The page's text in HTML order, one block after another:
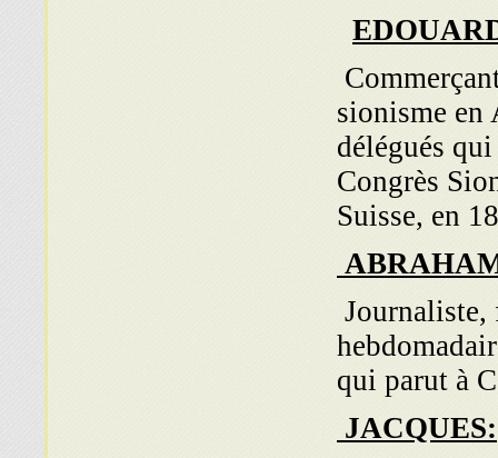
sionisme
délégués
Congrès
Suisse, en
Journaliste,
qui parut à
JACQUES: